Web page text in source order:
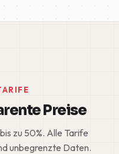
Preise
zu 50%. Alle Tarife
unbegrenzte Daten.